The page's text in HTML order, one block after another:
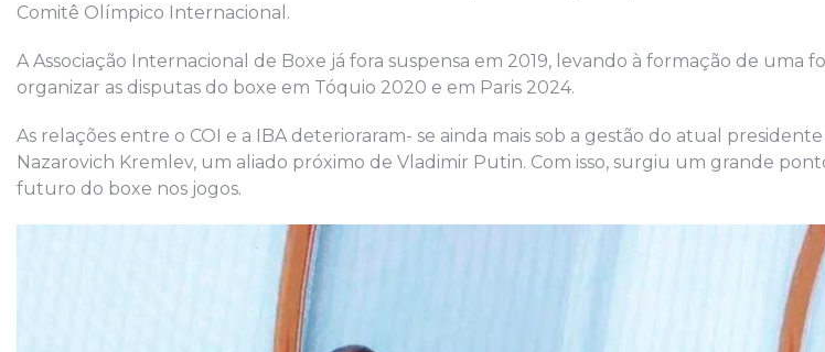
Comitê Olímpico Internacional.
A Associação Internacional de Boxe já fora suspensa em 2019, levando à formação de uma
organizar as disputas do boxe em Tóquio 2020 e em Paris 2024.
As relações entre o COI e a IBA deterioraram- se ainda mais sob a gestão do atual
Nazarovich Kremlev, um aliado próximo de Vladimir Putin. Com isso, surgiu um grande
futuro do boxe nos jogos.